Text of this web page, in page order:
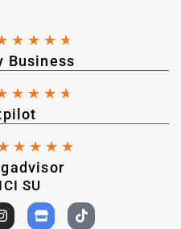
★ ★ ★ ★
Business
★ ★ ★ ★
★ ★ ★ ★
SU